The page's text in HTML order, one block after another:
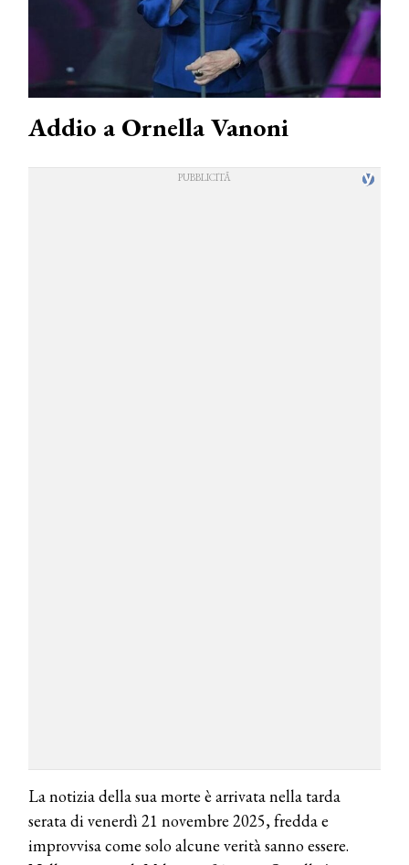
Addio a Ornella Vanoni
La notizia della sua morte è arrivata nella tarda
serata di venerdì 21 novembre 2025, fredda e
improvvisa come solo alcune verità sanno essere.